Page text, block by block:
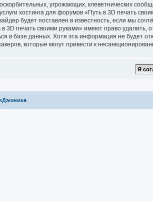
угрожающих, клеветнических
хостинга для форумов «Путь в 3D печать
будет поставлен в известность, если мы
3D печать своими руками» имеют право удалить,
в базе данных. Хотя эта информация не будет
которые могут привести к